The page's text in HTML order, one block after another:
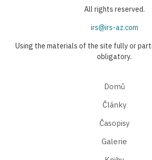
All rights reserved.
irs@irs-az.com
Using the materials of the site fully or
obligatory.
Domů
Články
Časopisy
Galerie